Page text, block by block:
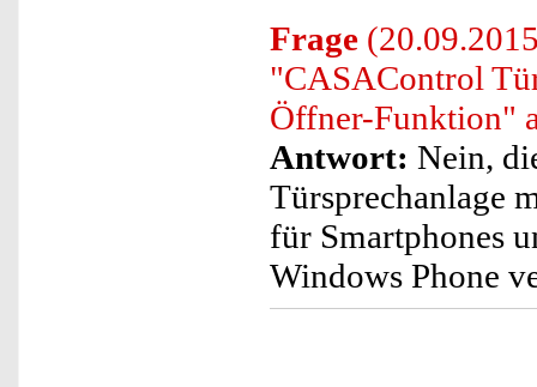
Frage
"CASAControl
Öffner-Funktion"
Antwort: Nein,
Türsprechanlage
für Smartphones
Windows Phone